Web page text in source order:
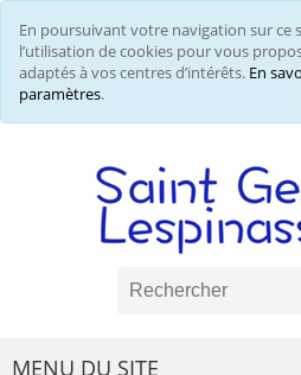
En poursuivant votre navigation sur ce
l’utilisation de cookies pour vous
adaptés à vos centres d’intérêts. En
paramètres.
MENU DU SITE